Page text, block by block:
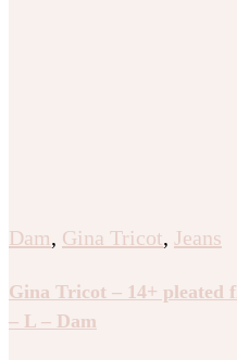
Dam, Gina Tricot, Jeans
Gina Tricot – 14+ pleated
– L – Dam